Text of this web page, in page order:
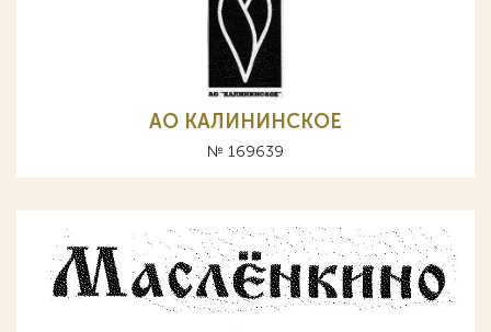
АО КАЛИНИНСКОЕ
№ 169639